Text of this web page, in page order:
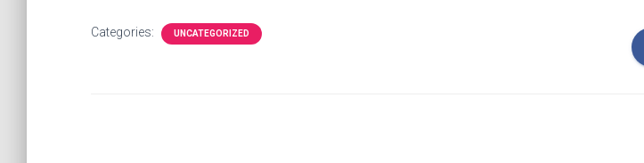
Categories: UNCATEGORIZED